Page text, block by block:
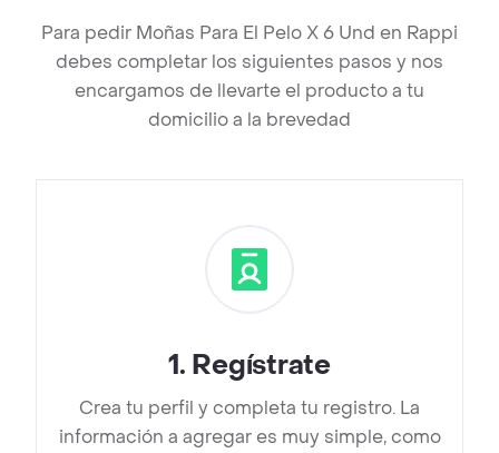
Para pedir Moñas Para El Pelo X 6 Und en Rappi
debes completar los siguientes pasos y nos
encargamos de llevarte el producto a tu
domicilio a la brevedad
1. Regístrate
Crea tu perfil y completa tu registro. La
información a agregar es muy simple, como